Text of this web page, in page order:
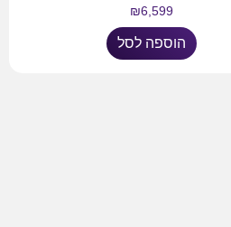
₪6,599
הוספה לסל